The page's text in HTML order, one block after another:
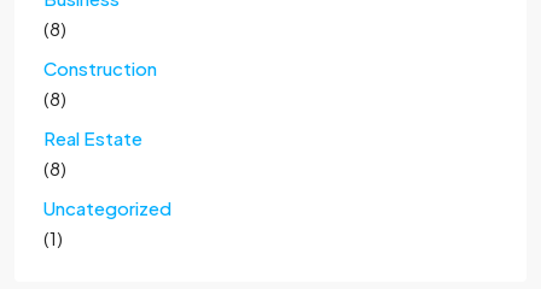
(8)
Construction
(8)
Real Estate
(8)
Uncategorized
(1)